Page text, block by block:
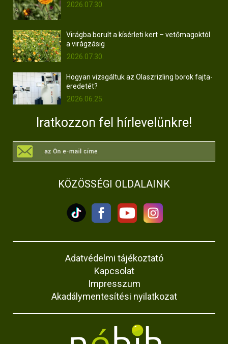
2026.07.30.
Virágba borult a kísérleti kert – vetőmagoktól
a virágzásig
2026.07.30.
Hogyan vizsgáltuk az Olaszrizling borok fajta-
eredetét?
2026.06.25.
Iratkozzon fel hírlevelünkre!
KÖZÖSSÉGI OLDALAINK
Adatvédelmi tájékoztató
Kapcsolat
Impresszum
Akadálymentesítési nyilatkozat